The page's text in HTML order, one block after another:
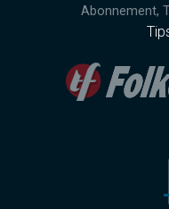
Abonnement,